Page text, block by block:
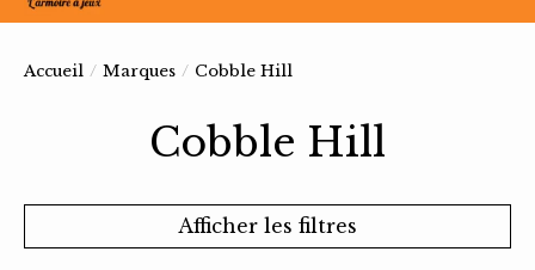
Accueil / Marques / Cobble Hill
Cobble Hill
Afficher les filtres